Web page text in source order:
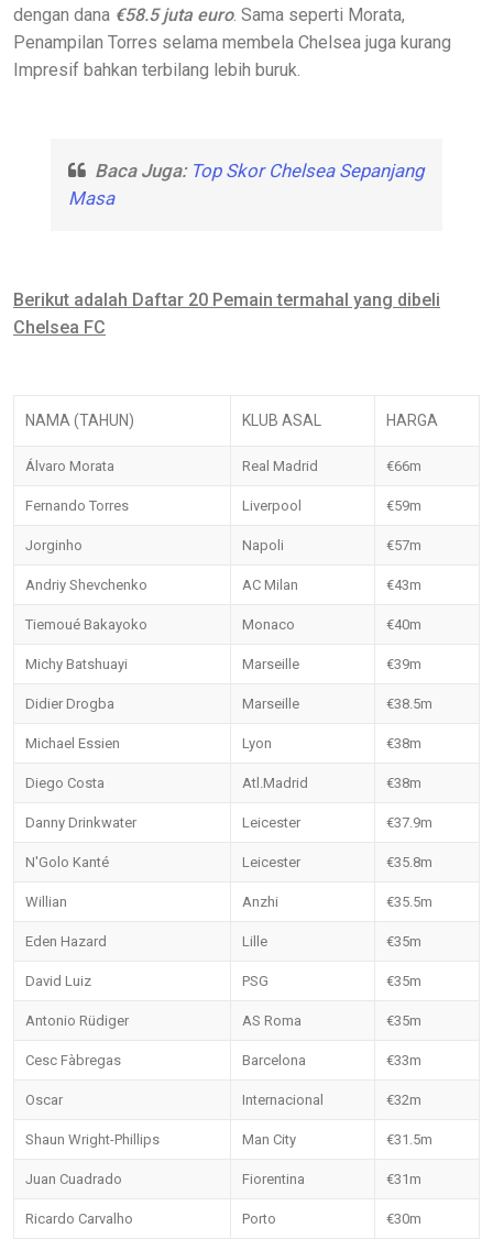
dengan dana €58.5 juta euro. Sama seperti Morata,
Penampilan Torres selama membela Chelsea juga kurang
Impresif bahkan terbilang lebih buruk.
Baca Juga: Top Skor Chelsea Sepanjang
Masa
Berikut adalah Daftar 20 Pemain termahal yang dibeli
Chelsea FC
NAMA (TAHUN) KLUB ASAL HARGA
Álvaro Morata Real Madrid €66m
Fernando Torres Liverpool €59m
Jorginho Napoli €57m
Andriy Shevchenko AC Milan €43m
Tiemoué Bakayoko Monaco €40m
Michy Batshuayi Marseille €39m
Didier Drogba Marseille €38.5m
Michael Essien Lyon €38m
Diego Costa Atl.Madrid €38m
Danny Drinkwater Leicester €37.9m
N'Golo Kanté Leicester €35.8m
Willian Anzhi €35.5m
Eden Hazard Lille €35m
David Luiz PSG €35m
Antonio Rüdiger AS Roma €35m
Cesc Fàbregas Barcelona €33m
Oscar Internacional €32m
Shaun Wright-Phillips Man City €31.5m
Juan Cuadrado Fiorentina €31m
Ricardo Carvalho Porto €30m